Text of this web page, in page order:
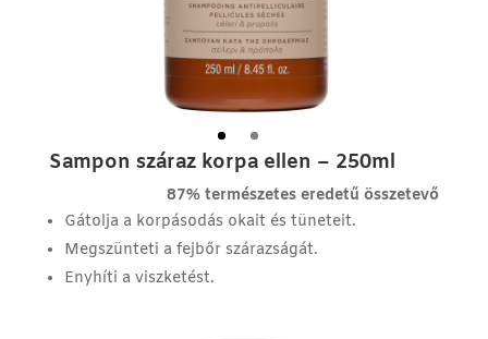
Sampon száraz korpa ellen – 250ml
87% természetes eredetű összetevő
Gátolja a korpásodás okait és tüneteit.
Megszünteti a fejbőr szárazságát.
Enyhíti a viszketést.